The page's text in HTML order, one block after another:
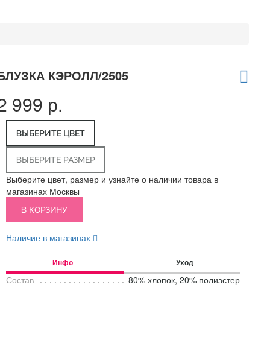
КЭРОЛЛ/2505
999 р.
ВЫБЕРИТЕ ЦВЕТ
ВЫБЕРИТЕ РАЗМЕР
Выберите цвет, размер и узнайте о наличии товара в
магазинах Москвы
В КОРЗИНУ
Наличие в магазинах
Инфо Уход
Состав 80% хлопок, 20% полиэстер